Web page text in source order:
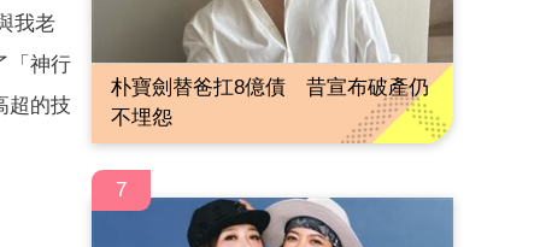
我老
「神行
超的技
朴寶劍替爸扛8億債 昔宣布破產仍
不埋怨
7